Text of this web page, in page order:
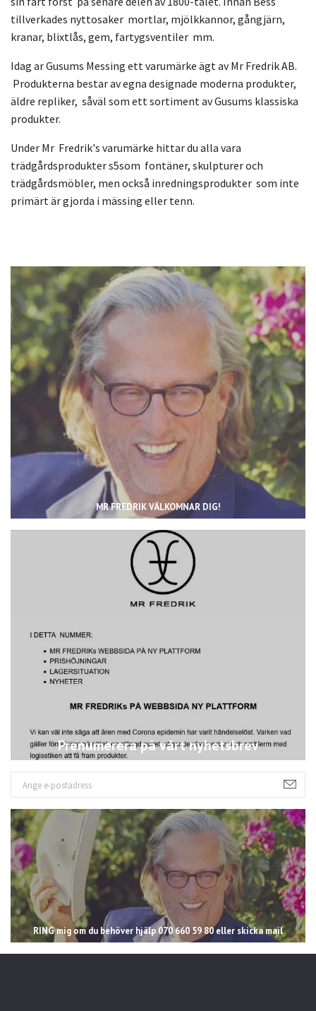
MR FREDRIK VÄLKOMNAR DIG!
Prenumerera på vårt nyhetsbrev
RING mig om du behöver hjälp 070 660 59 80 eller skicka mail
tillverkades nyttosaker mortlar, mjölkkannor, gångjärn,
kranar, blixtlås, gem, fartygsventiler mm.
Idag ar Gusums Messing ett varumärke ägt av Mr Fredrik AB.
Produkterna bestar av egna designade moderna produkter,
äldre repliker, såväl som ett sortiment av Gusums klassiska
produkter.
Under Mr Fredrik's varumärke hittar du alla vara
trädgårdsprodukter s5som fontäner, skulpturer och
trädgårdsmöbler, men också inredningsprodukter som inte
primärt är gjorda i mässing eller tenn.